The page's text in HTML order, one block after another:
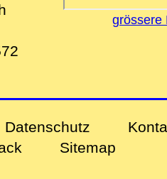
grössere
Datenschutz
Sitemap